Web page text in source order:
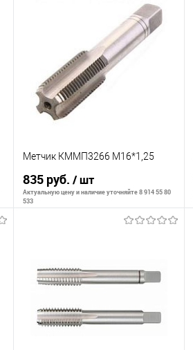
В корзину
К сравнению
В избранное
Метчик КММП3266 М16*1,25
835 руб. / шт
Актуальную цену и наличие уточняйте 8 914 55 80
533
В избранное
В наличии